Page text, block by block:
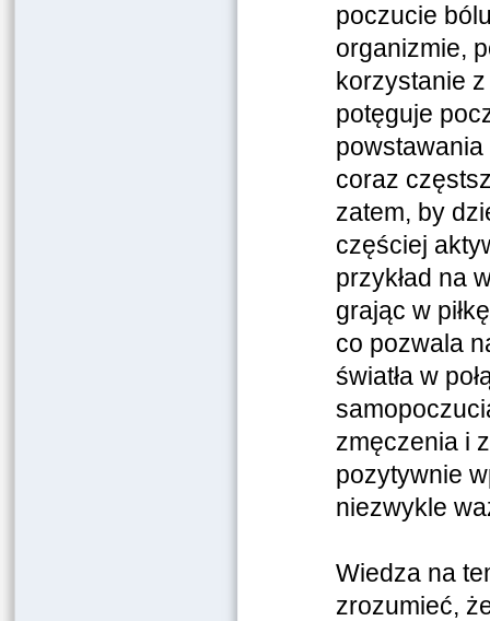
poczucie
organizmie,
korzystanie
potęguje
coraz
zatem, by
częściej
przykład na
grając w
co pozwala
światła w
zmęczenia i
pozytywnie
niezwykle
Wiedza na
zrozumieć,